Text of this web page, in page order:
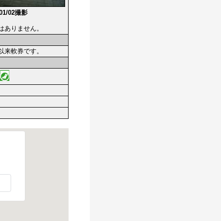
02撮影
りません。
軟券です。